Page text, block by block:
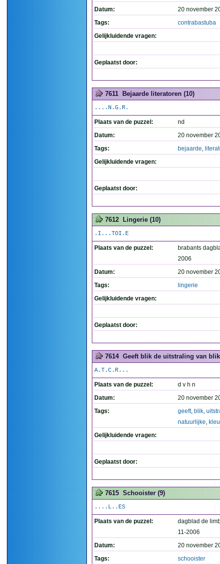
Datum:
20 november
Tags:
contrabastuba
Gelijkluidende vragen:
Geplaatst door:
7611 Bejaarde literatoren (10)
....N.G.R.
Plaats van de puzzel:
nd
Datum:
20 november
Tags:
bejaarde,
Gelijkluidende vragen:
Geplaatst door:
7612 Lingerie (10)
.I...TOI.E
Plaats van de puzzel:
brabants
2006
Datum:
20 november
Tags:
lingerie
Gelijkluidende vragen:
Geplaatst door:
7614 Geeft blik de uitstraling van
A.T.C.R...
Plaats van de puzzel:
d v h n
Datum:
20 november
Tags:
geeft, blik,
natuurlijke,
Gelijkluidende vragen:
Geplaatst door:
7615 Schooister (9)
....L..ES
Plaats van de puzzel:
dagblad de
11-2006
Datum:
20 november
Tags:
schooister